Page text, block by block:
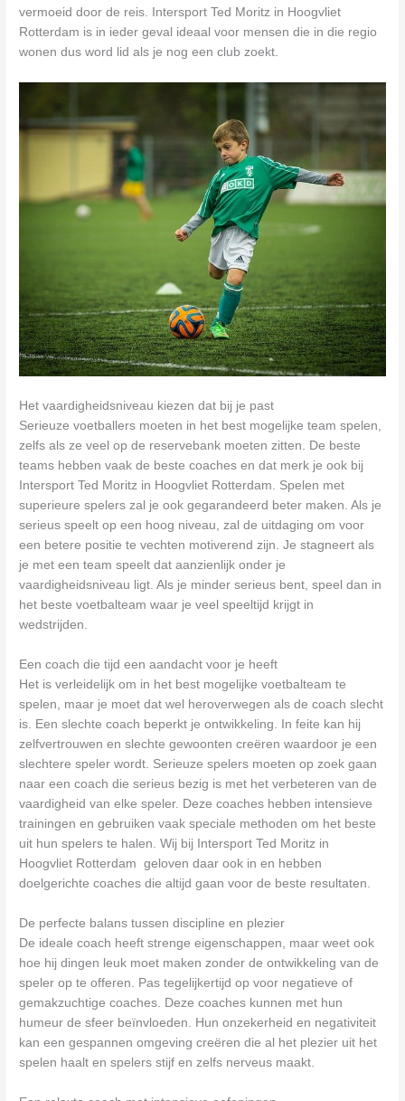
vermoeid door de reis. Intersport Ted Moritz in Hoogvliet
Rotterdam is in ieder geval ideaal voor mensen die in die regio
wonen dus word lid als je nog een club zoekt.
Het vaardigheidsniveau kiezen dat bij je past
Serieuze voetballers moeten in het best mogelijke team spelen,
zelfs als ze veel op de reservebank moeten zitten. De beste
teams hebben vaak de beste coaches en dat merk je ook bij
Intersport Ted Moritz in Hoogvliet Rotterdam. Spelen met
superieure spelers zal je ook gegarandeerd beter maken. Als je
serieus speelt op een hoog niveau, zal de uitdaging om voor
een betere positie te vechten motiverend zijn. Je stagneert als
je met een team speelt dat aanzienlijk onder je
vaardigheidsniveau ligt. Als je minder serieus bent, speel dan in
het beste voetbalteam waar je veel speeltijd krijgt in
wedstrijden.
Een coach die tijd een aandacht voor je heeft
Het is verleidelijk om in het best mogelijke voetbalteam te
spelen, maar je moet dat wel heroverwegen als de coach slecht
is. Een slechte coach beperkt je ontwikkeling. In feite kan hij
zelfvertrouwen en slechte gewoonten creëren waardoor je een
slechtere speler wordt. Serieuze spelers moeten op zoek gaan
naar een coach die serieus bezig is met het verbeteren van de
vaardigheid van elke speler. Deze coaches hebben intensieve
trainingen en gebruiken vaak speciale methoden om het beste
uit hun spelers te halen. Wij bij Intersport Ted Moritz in
Hoogvliet Rotterdam geloven daar ook in en hebben
doelgerichte coaches die altijd gaan voor de beste resultaten.
De perfecte balans tussen discipline en plezier
De ideale coach heeft strenge eigenschappen, maar weet ook
hoe hij dingen leuk moet maken zonder de ontwikkeling van de
speler op te offeren. Pas tegelijkertijd op voor negatieve of
gemakzuchtige coaches. Deze coaches kunnen met hun
humeur de sfeer beïnvloeden. Hun onzekerheid en negativiteit
kan een gespannen omgeving creëren die al het plezier uit het
spelen haalt en spelers stijf en zelfs nerveus maakt.